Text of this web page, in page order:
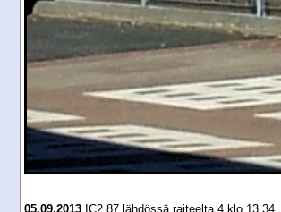
05.09.2013 IC2 87 lähdössä raiteelta 4 klo 13.34.